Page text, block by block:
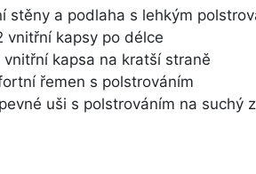
stěny a podlaha s lehkým
vnitřní kapsy po délce
vnitřní kapsa na kratší straně
řemen s polstrováním
uši s polstrováním na suchý